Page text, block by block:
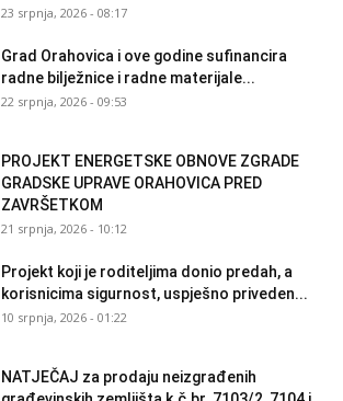
23 srpnja, 2026 - 08:17
Grad Orahovica i ove godine sufinancira
radne bilježnice i radne materijale...
22 srpnja, 2026 - 09:53
PROJEKT ENERGETSKE OBNOVE ZGRADE
GRADSKE UPRAVE ORAHOVICA PRED
ZAVRŠETKOM
21 srpnja, 2026 - 10:12
Projekt koji je roditeljima donio predah, a
korisnicima sigurnost, uspješno priveden...
10 srpnja, 2026 - 01:22
NATJEČAJ za prodaju neizgrađenih